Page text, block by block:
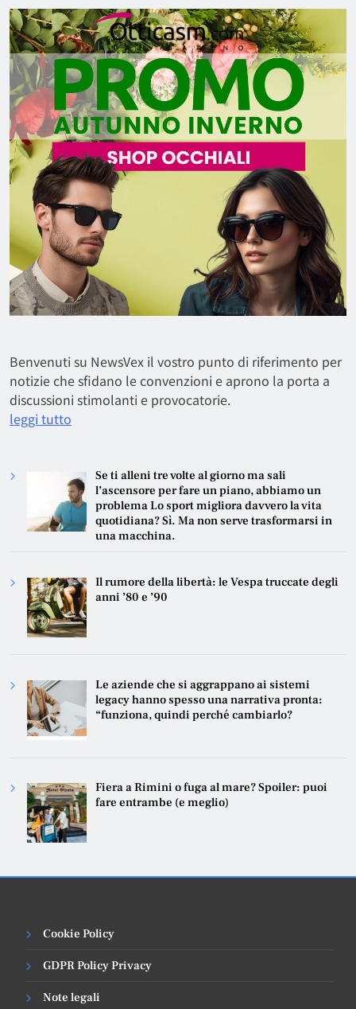
Benvenuti su NewsVex il vostro punto di riferimento per
notizie che sfidano le convenzioni e aprono la porta a
discussioni stimolanti e provocatorie.
leggi tutto
Se ti alleni tre volte al giorno ma sali
l’ascensore per fare un piano, abbiamo un
problema Lo sport migliora davvero la vita
quotidiana? Sì. Ma non serve trasformarsi in
una macchina.
Il rumore della libertà: le Vespa truccate degli
anni ’80 e ’90
Le aziende che si aggrappano ai sistemi
legacy hanno spesso una narrativa pronta:
“funziona, quindi perché cambiarlo?
Fiera a Rimini o fuga al mare? Spoiler: puoi
fare entrambe (e meglio)
Cookie Policy
GDPR Policy Privacy
Note legali